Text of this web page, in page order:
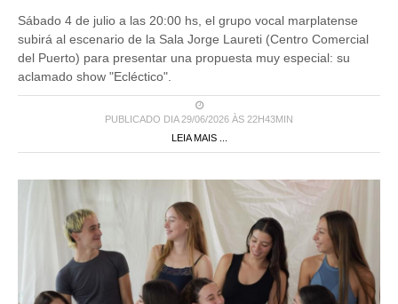
Sábado 4 de julio a las 20:00 hs, el grupo vocal marplatense
subirá al escenario de la Sala Jorge Laureti (Centro Comercial
del Puerto) para presentar una propuesta muy especial: su
aclamado show "Ecléctico".
PUBLICADO DIA 29/06/2026 ÀS 22H43MIN
LEIA MAIS ...